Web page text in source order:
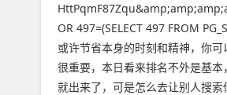
OR 497=(SELECT 497 FROM
或许节省本身的时刻和精神，你
很重要，本日看来排名不外是基
就出来了，可是怎么去让别人搜